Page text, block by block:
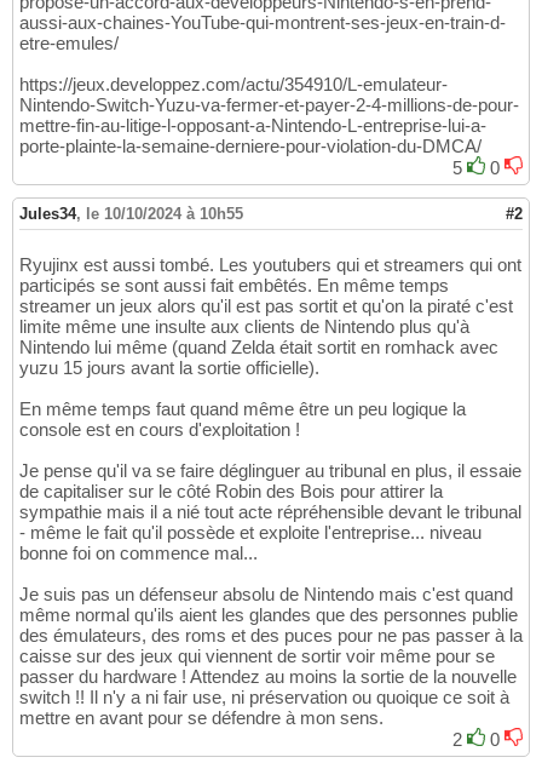
aussi-aux-chaines-YouTube-qui-montrent-ses-jeux-en-train-d-
etre-emules/
https://jeux.developpez.com/actu/354910/L-emulateur-
Nintendo-Switch-Yuzu-va-fermer-et-payer-2-4-millions-de-pour-
mettre-fin-au-litige-l-opposant-a-Nintendo-L-entreprise-lui-a-
porte-plainte-la-semaine-derniere-pour-violation-du-DMCA/
5
0
Jules34, le 10/10/2024 à 10h55 #2
Ryujinx est aussi tombé. Les youtubers qui et streamers qui ont
participés se sont aussi fait embêtés. En même temps
streamer un jeux alors qu'il est pas sortit et qu'on la piraté c'est
limite même une insulte aux clients de Nintendo plus qu'à
Nintendo lui même (quand Zelda était sortit en romhack avec
yuzu 15 jours avant la sortie officielle).
En même temps faut quand même être un peu logique la
console est en cours d'exploitation !
Je pense qu'il va se faire déglinguer au tribunal en plus, il essaie
de capitaliser sur le côté Robin des Bois pour attirer la
sympathie mais il a nié tout acte répréhensible devant le tribunal
- même le fait qu'il possède et exploite l'entreprise... niveau
bonne foi on commence mal...
Je suis pas un défenseur absolu de Nintendo mais c'est quand
même normal qu'ils aient les glandes que des personnes publie
des émulateurs, des roms et des puces pour ne pas passer à la
caisse sur des jeux qui viennent de sortir voir même pour se
passer du hardware ! Attendez au moins la sortie de la nouvelle
switch !! Il n'y a ni fair use, ni préservation ou quoique ce soit à
mettre en avant pour se défendre à mon sens.
2
0